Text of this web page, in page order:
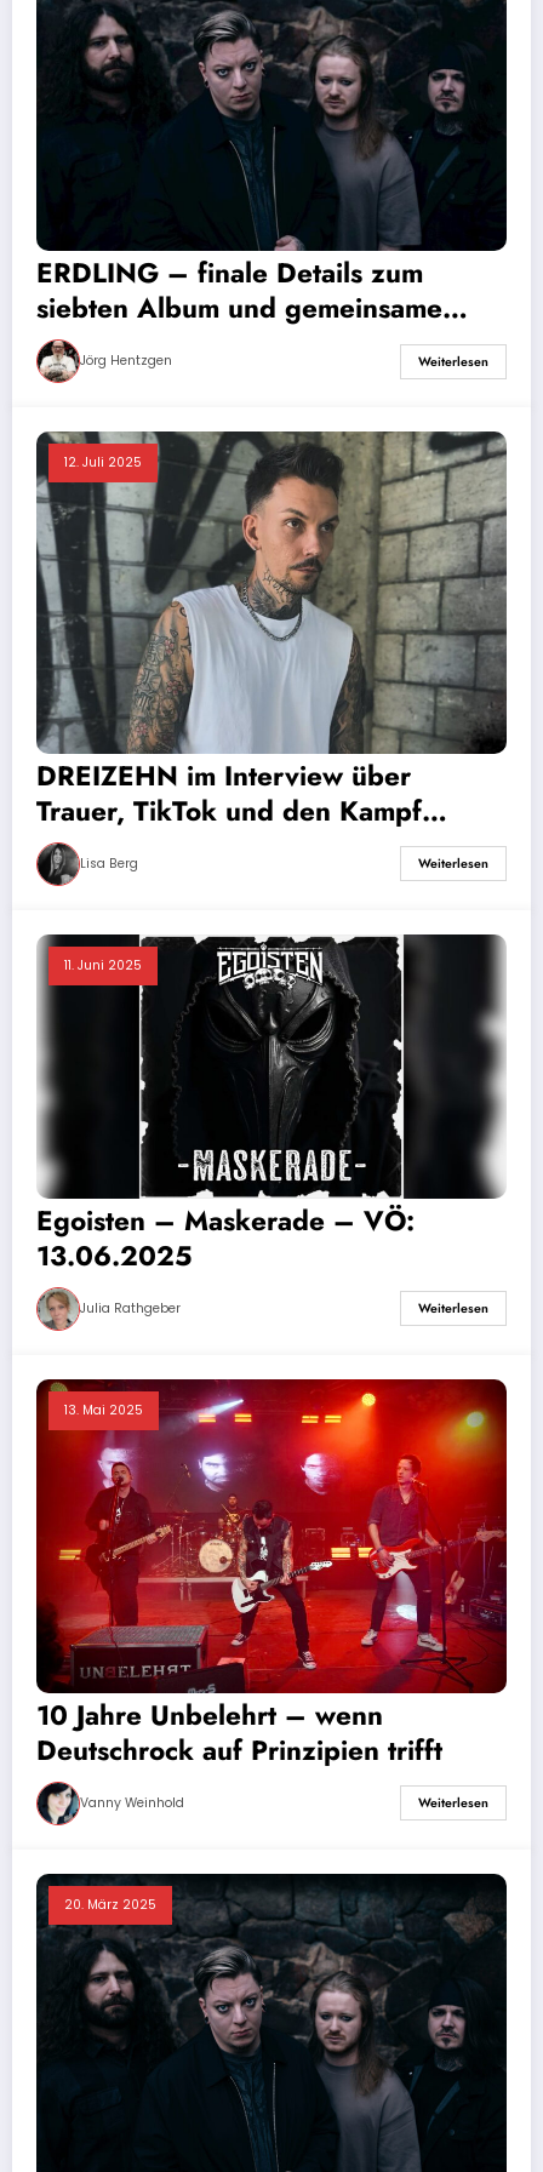
ERDLING – finale Details zum
siebten Album und gemeinsame
Sache mit Hand of Juno
Jörg Hentzgen Weiterlesen
12. Juli 2025
DREIZEHN im Interview über
Trauer, TikTok und den Kampf
gegen die Stille
Lisa Berg Weiterlesen
11. Juni 2025
Egoisten – Maskerade – VÖ:
13.06.2025
Julia Rathgeber Weiterlesen
13. Mai 2025
10 Jahre Unbelehrt – wenn
Deutschrock auf Prinzipien trifft
Vanny Weinhold Weiterlesen
20. März 2025